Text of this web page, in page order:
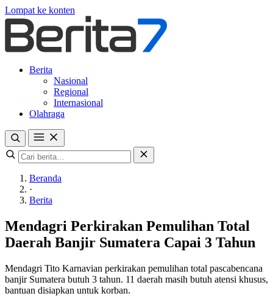
Lompat ke konten
Berita
Nasional
Regional
Internasional
Olahraga
Beranda
·
Berita
Mendagri Perkirakan Pemulihan Total
Daerah Banjir Sumatera Capai 3 Tahun
Mendagri Tito Karnavian perkirakan pemulihan total pascabencana
banjir Sumatera butuh 3 tahun. 11 daerah masih butuh atensi khusus,
bantuan disiapkan untuk korban.